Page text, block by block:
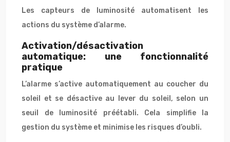
Les capteurs de luminosité automatisent les
actions du système d’alarme.
Activation/désactivation
automatique: une fonctionnalité
pratique
L’alarme s’active automatiquement au coucher du
soleil et se désactive au lever du soleil, selon un
seuil de luminosité préétabli. Cela simplifie la
gestion du système et minimise les risques d’oubli.